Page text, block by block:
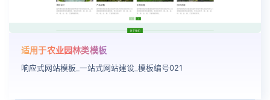
适用于农业园林类模板
响应式网站模板_一站式网站建设_模板编号021